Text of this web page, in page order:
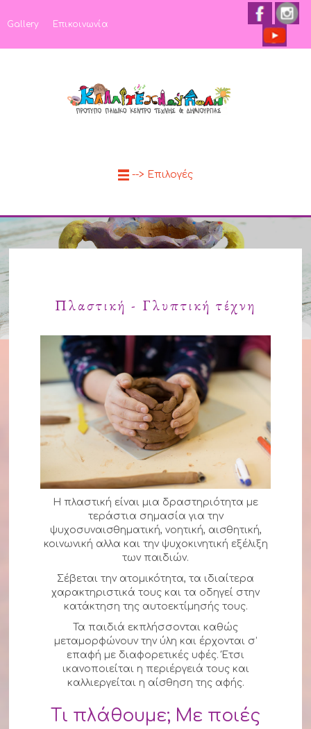
Gallery Επικοινωνία
--> Επιλογές
Πλαστική - Γλυπτική τέχνη
Η πλαστική είναι μια δραστηριότητα με
τεράστια σημασία για την
ψυχοσυναισθηματική, νοητική, αισθητική,
κοινωνική αλλα και την ψυχοκινητική εξέλιξη
των παιδιών.
Σέβεται την ατομικότητα, τα ιδιαίτερα
χαρακτηριστικά τους και τα οδηγεί στην
κατάκτηση της αυτοεκτίμησής τους.
Τα παιδιά εκπλήσσονται καθώς
μεταμορφώνουν την ύλη και έρχονται σ’
επαφή με διαφορετικές υφές. Έτσι
ικανοποιείται η περιέργειά τους και
καλλιεργείται η αίσθηση της αφής.
Τι πλάθουμε; Με ποιές